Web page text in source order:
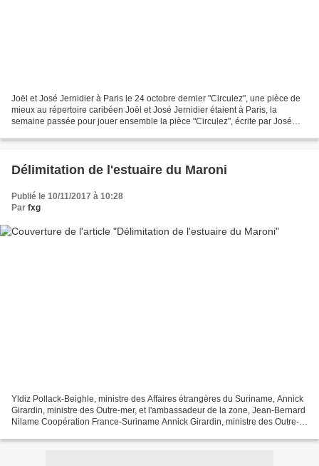
Joël et José Jernidier à Paris le 24 octobre dernier "Circulez", une pièce de
mieux au répertoire caribéen Joël et José Jernidier étaient à Paris, la
semaine passée pour jouer ensemble la pièce "Circulez", écrite par José
Délimitation de l'estuaire du Maroni
Publié le 10/11/2017 à 10:28
Par fxg
Yldiz Pollack-Beighle, ministre des Affaires étrangères du Suriname, Annick
Girardin, ministre des Outre-mer, et l'ambassadeur de la zone, Jean-Bernard
Nilame Coopération France-Suriname Annick Girardin, ministre des Outre-